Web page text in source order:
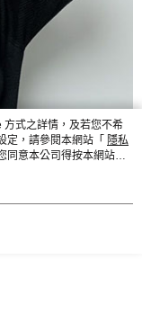
式之詳情，及若您不希
定，請參閱本網站「 隱私
同意本公司得按本網站使